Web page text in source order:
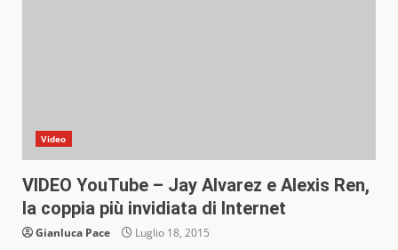
Video
VIDEO YouTube – Jay Alvarez e Alexis Ren,
la coppia più invidiata di Internet
Gianluca Pace Luglio 18, 2015